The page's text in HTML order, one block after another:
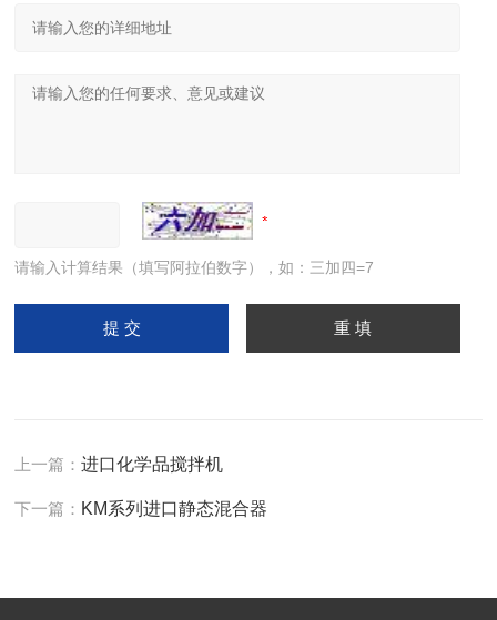
请输入计算结果（填写阿拉伯数字），如：三加四=7
上一篇：进口化学品搅拌机
下一篇： KM系列进口静态混合器